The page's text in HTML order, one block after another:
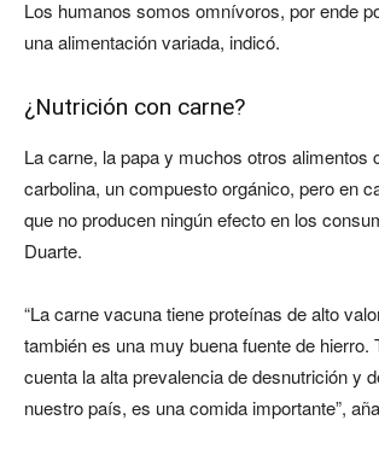
Los humanos somos omnívoros, por ende
una alimentación variada, indicó.
¿Nutrición con carne?
La carne, la papa y muchos otros alimentos
carbolina, un compuesto orgánico, pero en
que no producen ningún efecto en los
Duarte.
“La carne vacuna tiene proteínas de alto
también es una muy buena fuente de hierro.
cuenta la alta prevalencia de desnutrición y
nuestro país, es una comida importante”,